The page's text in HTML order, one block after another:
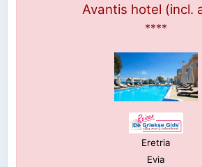
Avantis hotel (incl.
****
Eretria
Evia